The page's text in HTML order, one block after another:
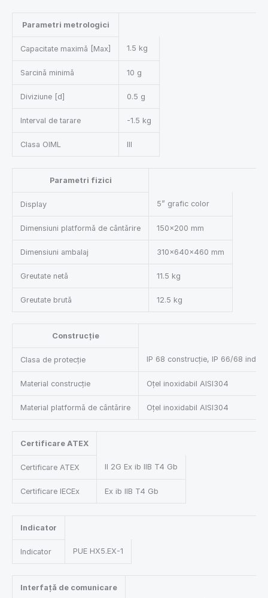
Parametri metrologici
Capacitate maximă [Max] 1.5 kg
Sarcină minimă 10 g
Diviziune [d] 0.5 g
Interval de tarare -1.5 kg
Clasa OIML III
Parametri fizici
Display 5” grafic color
Dimensiuni platformă de cântărire 150×200 mm
Dimensiuni ambalaj 310×640×460 mm
Greutate netă 11.5 kg
Greutate brută 12.5 kg
Construcție
Clasa de protecție IP 68 construcție, IP 66/68
Material construcție Oțel inoxidabil AISI304
Material platformă de cântărire Oțel inoxidabil AISI304
Certificare ATEX
Certificare ATEX II 2G Ex ib IIB T4 Gb
Certificare IECEx Ex ib IIB T4 Gb
Indicator
Indicator PUE HX5.EX-1
Interfață de comunicare